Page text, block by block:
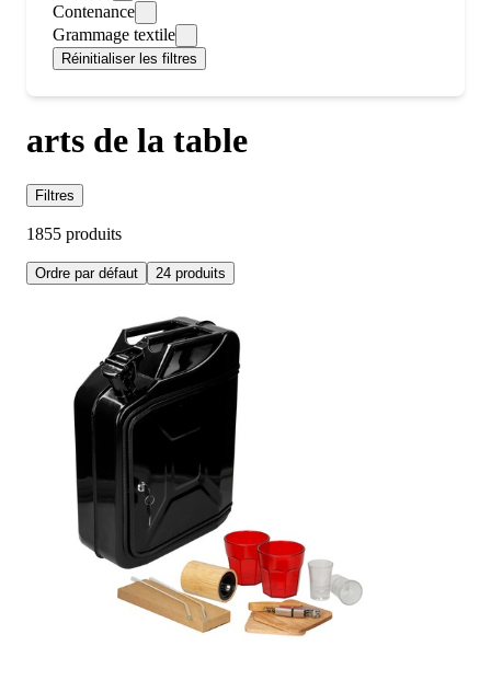
Contenance
Grammage textile
Réinitialiser les filtres
arts de la table
Filtres
1855 produits
Ordre par défaut 24 produits